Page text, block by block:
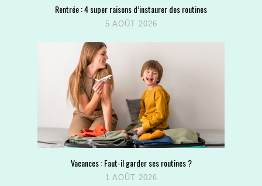
Rentrée : 4 super raisons d’instaurer des routines
5 AOÛT 2026
Vacances : Faut-il garder ses routines ?
1 AOÛT 2026